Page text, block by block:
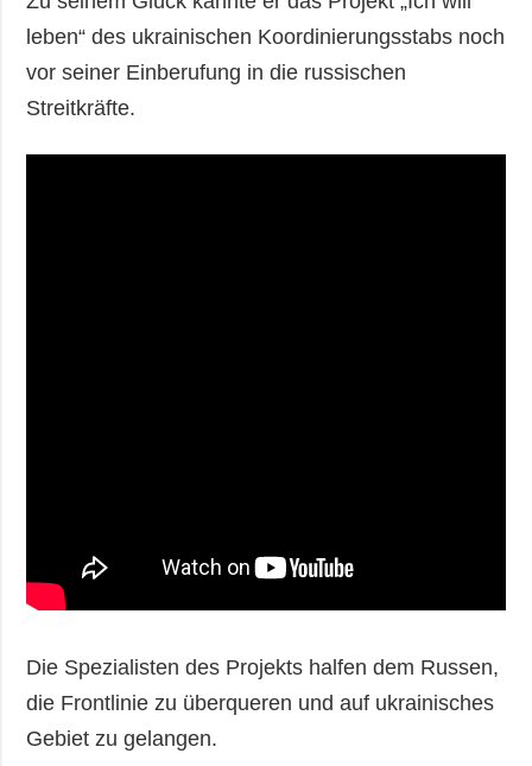
leben“ des ukrainischen Koordinierungsstabs noch
vor seiner Einberufung in die russischen
Streitkräfte.
Die Spezialisten des Projekts halfen dem Russen,
die Frontlinie zu überqueren und auf ukrainisches
Gebiet zu gelangen.